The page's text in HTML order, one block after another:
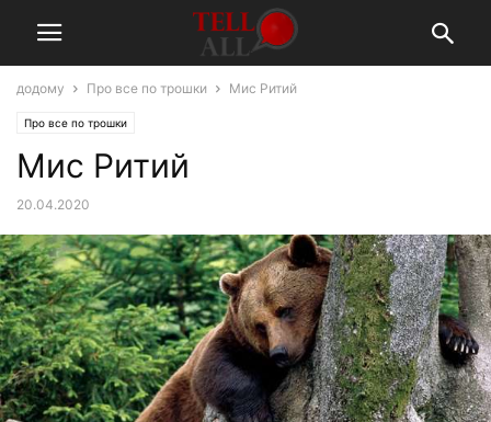
додому Про все по трошки Мис Ритий
Про все по трошки
Мис Ритий
20.04.2020